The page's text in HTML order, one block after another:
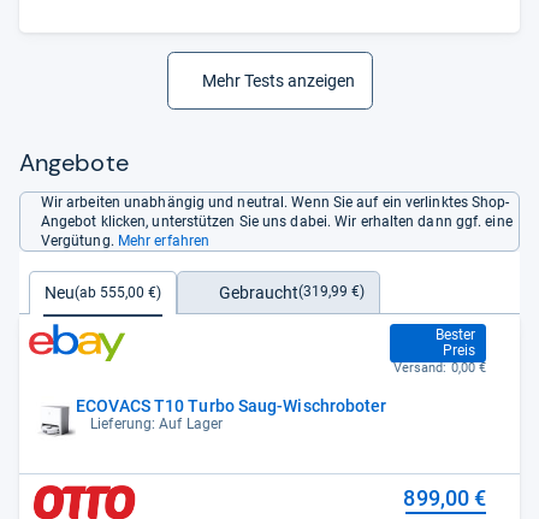
Redaktion.
Mehr Tests anzeigen
Angebote
Wir arbeiten unabhängig und neutral. Wenn Sie auf ein verlinktes Shop-
Angebot klicken, unterstützen Sie uns dabei. Wir erhalten dann ggf. eine
Vergütung. Mehr erfahren
Neu(ab 555,00 €) Gebraucht(319,99 €)
ECOVACS T10 Turbo Saug-Wischroboter
Lieferung: Auf Lager
Bester
Preis
555,00 €
Versand: 0,00 €
899,00 €